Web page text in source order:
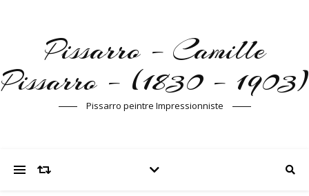
Pissarro – Camille
Pissarro – (1830 – 1903)
Pissarro peintre Impressionniste